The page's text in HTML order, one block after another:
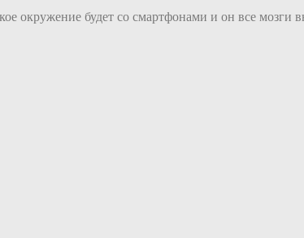
окружение будет со смартфонами и он все мозги